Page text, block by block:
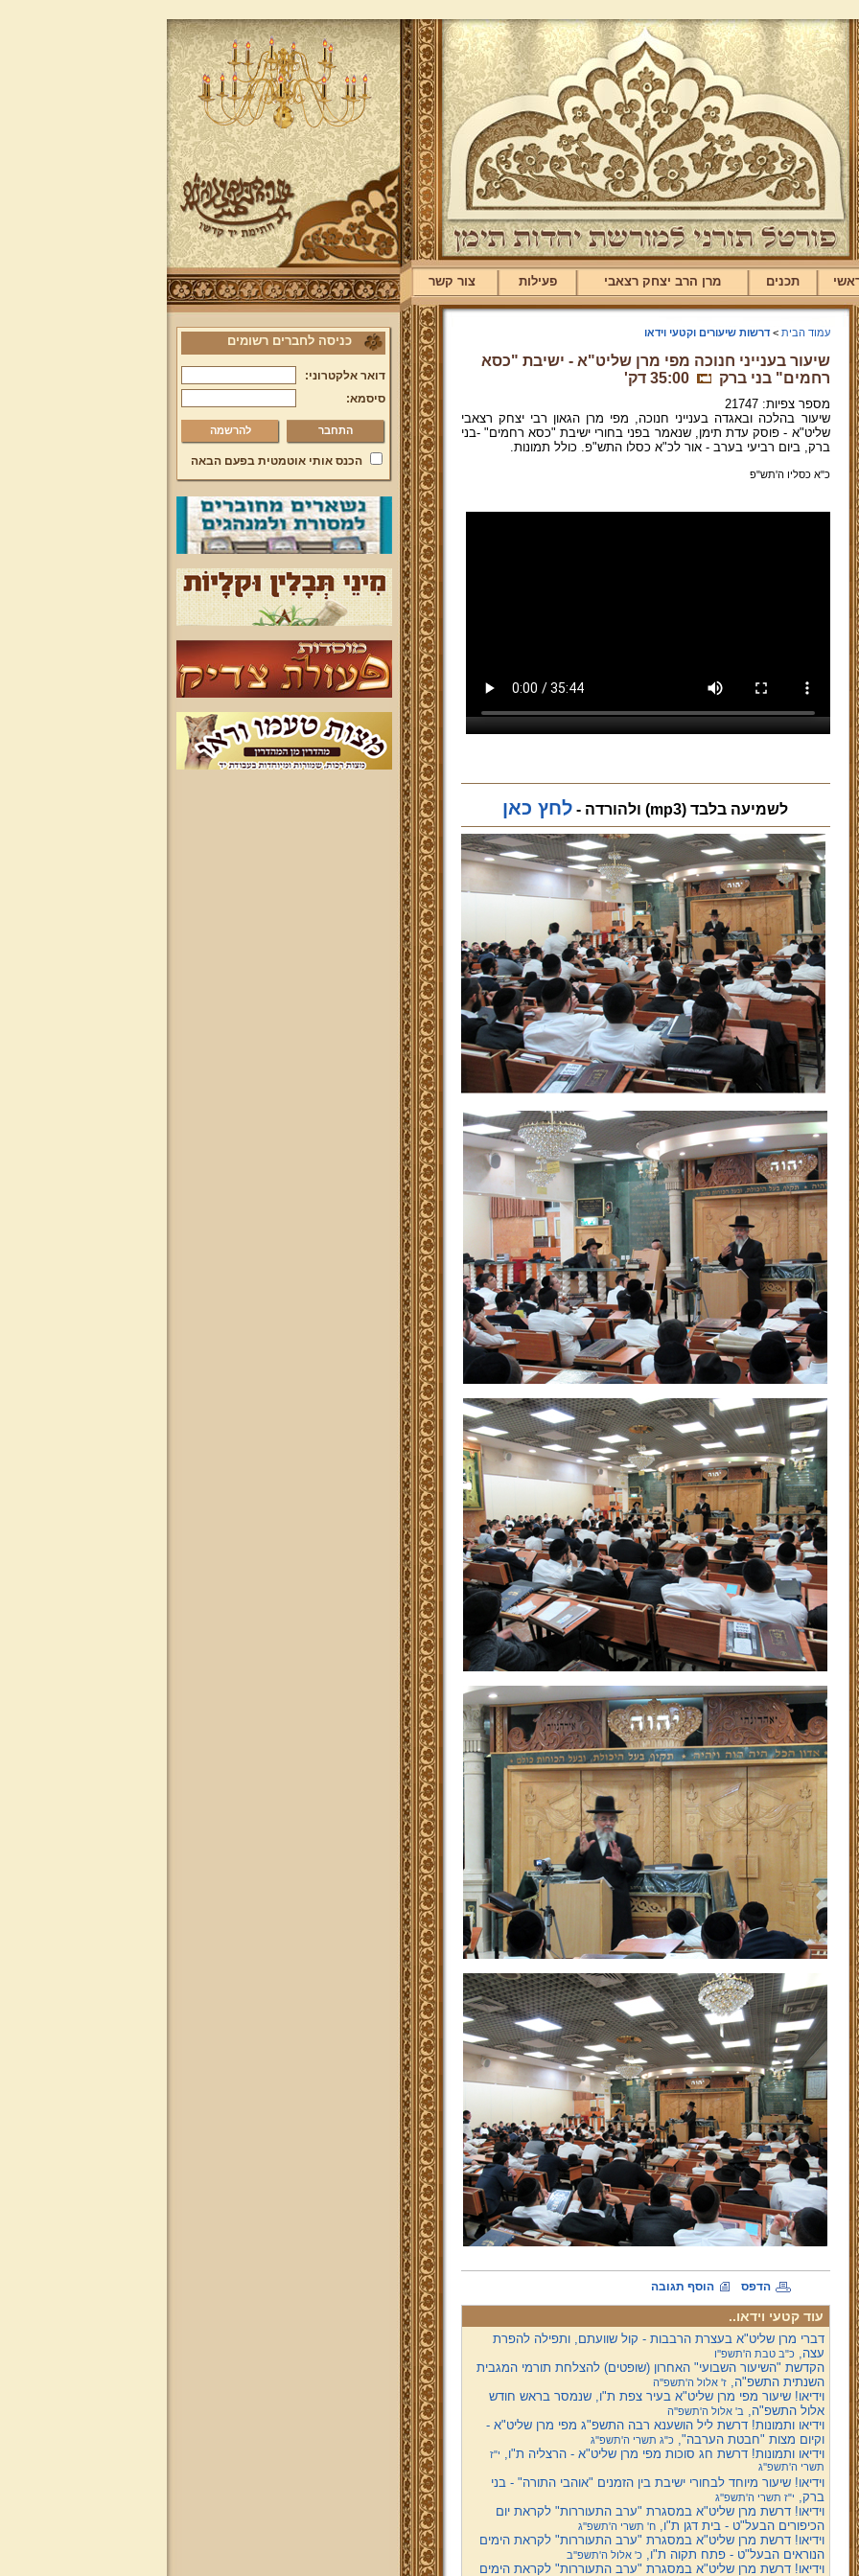
תכנים מרן הרב יצחק רצאבי פעילות צור קשר
עמוד הבית >דרשות שיעורים וקטעי וידאו
שיעור בענייני חנוכה מפי מרן שליט"א - ישיבת "כסא
רחמים" בני ברק
35:00 דק'
מספר צפיות: 21747
שיעור בהלכה ובאגדה בענייני חנוכה, מפי מרן הגאון רבי יצחק רצאבי
שליט"א - פוסק עדת תימן, שנאמר בפני בחורי ישיבת "כסא רחמים" -בני
ברק, ביום רביעי בערב - אור לכ"א כסלו התש"פ. כולל תמונות.
כ"א כסליו ה'תש"פ
לשמיעה בלבד (mp3) ולהורדה - לחץ כאן
הדפס הוסף תגובה
עוד קטעי וידאו..
דברי מרן שליט"א בעצרת הרבבות - קול שוועתם, ותפילה להפרת
עצה,כ"ב טבת ה'תשפ''ו
הקדשת "השיעור השבועי" האחרון (שופטים) להצלחת תורמי המגבית
השנתית התשפ"ה,ז' אלול ה'תשפ''ה
וידיאו! שיעור מפי מרן שליט"א בעיר צפת ת"ו, שנמסר בראש חודש
אלול התשפ"ה,ב' אלול ה'תשפ''ה
וידיאו ותמונות! דרשת ליל הושענא רבה התשפ"ג מפי מרן שליט"א -
וקיום מצות "חבטת הערבה",כ"ג תשרי ה'תשפ''ג
וידיאו ותמונות! דרשת חג סוכות מפי מרן שליט"א - הרצליה ת"ו, י"ז
תשרי ה'תשפ''ג
וידיאו! שיעור מיוחד לבחורי ישיבת בין הזמנים "אוהבי התורה" - בני
ברק, י"ז תשרי ה'תשפ''ג
וידיאו! דרשת מרן שליט"א במסגרת "ערב התעוררות" לקראת יום
הכיפורים הבעל"ט - בית דגן ת"ו,ח' תשרי ה'תשפ''ג
וידיאו! דרשת מרן שליט"א במסגרת "ערב התעוררות" לקראת הימים
הנוראים הבעל"ט - פתח תקוה ת"ו,כ' אלול ה'תשפ''ב
וידיאו! דרשת מרן שליט"א במסגרת "ערב התעוררות" לקראת הימים
כניסה לחברים רשומים
דואר אלקטרוני:
סיסמא:
להרשמה
הכנס אותי אוטמטית בפעם הבאה